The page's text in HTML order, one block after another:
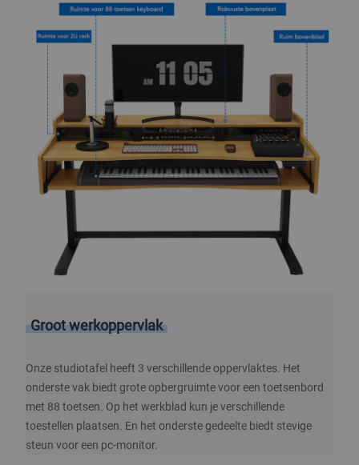
Groot werkoppervlak
Onze studiotafel heeft 3 verschillende oppervlaktes. Het
onderste vak biedt grote opbergruimte voor een toetsenbord
met 88 toetsen. Op het werkblad kun je verschillende
toestellen plaatsen. En het onderste gedeelte biedt stevige
steun voor een pc-monitor.